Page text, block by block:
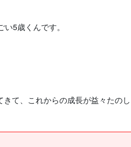
5歳くんです。
て、これからの成長が益々たのし